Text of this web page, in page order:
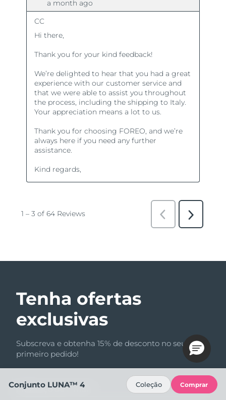
Tenha ofertas
exclusivas
Subscreva e obtenha 15% de desconto no seu
primeiro pedido!
Endereço de e-mail
Conjunto LUNA™ 4 Coleção Comprar